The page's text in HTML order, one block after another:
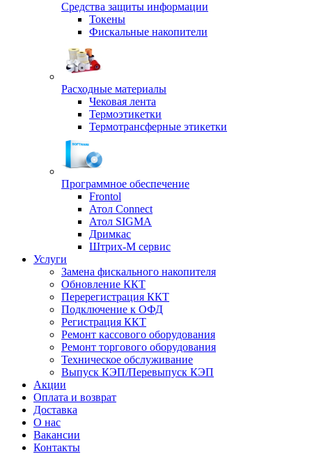
Средства защиты информации
Токены
Фискальные накопители
Расходные материалы
Чековая лента
Термоэтикетки
Термотрансферные этикетки
Программное обеспечение
Frontol
Атол Connect
Атол SIGMA
Дримкас
Штрих-М сервис
Услуги
Замена фискального накопителя
Обновление ККТ
Перерегистрация ККТ
Подключение к ОФД
Регистрация ККТ
Ремонт кассового оборудования
Ремонт торгового оборудования
Техническое обслуживание
Выпуск КЭП/Перевыпуск КЭП
Акции
Оплата и возврат
Доставка
О нас
Вакансии
Контакты